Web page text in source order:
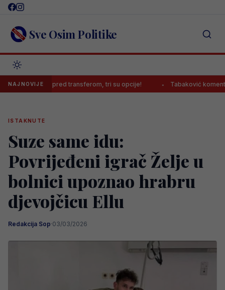
Skip
content Sve Osim Politike
NAJNOVIJE
pred transferom, tri su opcije! Tabaković komentirao
ISTAKNUTE
Suze same idu:
Povrijeđeni igrač Želje u
bolnici upoznao hrabru
djevojčicu Ellu
Redakcija Sop·03/03/2026